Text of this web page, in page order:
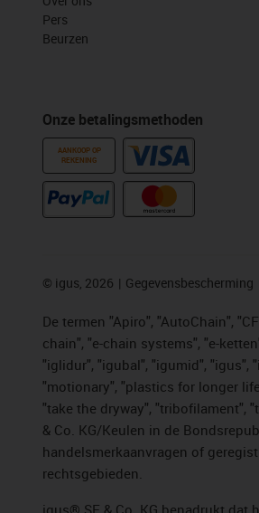
Pers
Beurzen
Onze betalingsmethoden
AANKOOP OP
REKENING
© igus, 2026 Gegevensbescherming
De termen "Apiro", "AutoChain",
chain", "e-chain systems", "e-
"iglidur", "igubal", "igumid", "igus",
"motionary", "plastics for longer
"take the dryway", "tribofilament",
& Co. KG/Keulen in de
handelsmerkaanvragen of
rechtsgebieden.
igus® SE & Co. KG benadrukt dat